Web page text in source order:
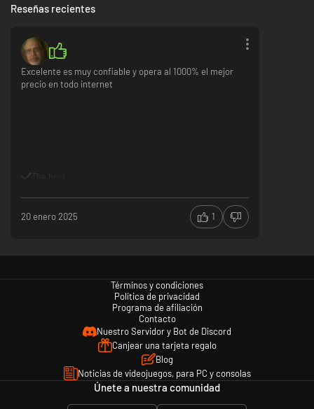
Reseñas recientes
Excelente es muy confiable y opera al 1000% el mejor
precio en todo internet
The best
20 enero 2025 1
Términos y condiciones
Política de privacidad
Programa de afiliación
Contacto
Nuestro Servidor y Bot de Discord
Canjear una tarjeta regalo
Blog
Noticias de videojuegos, para PC y consolas
Únete a nuestra comunidad